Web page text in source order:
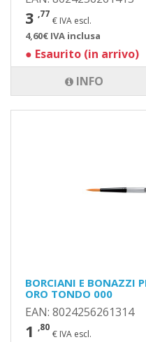
BORCIANI E BONAZZI
ORO TONDO 000
EAN: 8024256261314
1 ,80
€ IVA escl.
3 ,77
€ IVA escl.
4,60€ IVA inclusa
● Esaurito (in arrivo)
INFO